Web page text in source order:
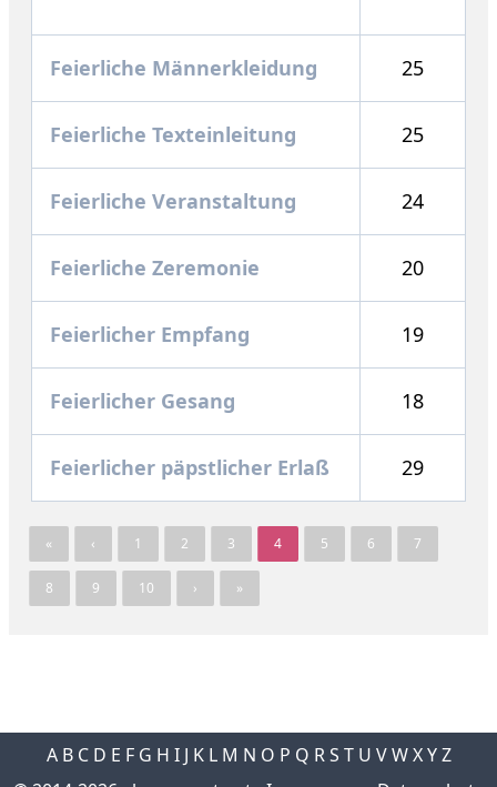
Feierliche Männerkleidung 25
Feierliche Texteinleitung 25
Feierliche Veranstaltung 24
Feierliche Zeremonie 20
Feierlicher Empfang 19
Feierlicher Gesang 18
Feierlicher päpstlicher Erlaß 29
« ‹ 1 2 3 4 5 6 7
8 9 10 › »
A B C D E F G H I J K L M N O P Q R S T U V W X Y Z